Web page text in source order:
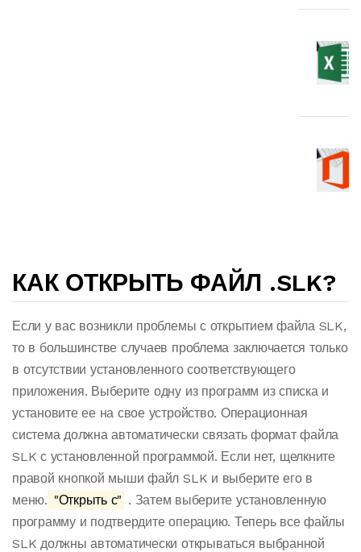
КАК ОТКРЫТЬ ФАЙЛ .SLK?
Если у вас возникли проблемы с открытием файла SLK,
то в большинстве случаев проблема заключается только
в отсутствии установленного соответствующего
приложения. Выберите одну из программ из списка и
установите ее на свое устройство. Операционная
система должна автоматически связать формат файла
SLK с установленной программой. Если нет, щелкните
правой кнопкой мыши файл SLK и выберите его в
меню. "Открыть с" . Затем выберите установленную
программу и подтвердите операцию. Теперь все файлы
SLK должны автоматически открываться выбранной